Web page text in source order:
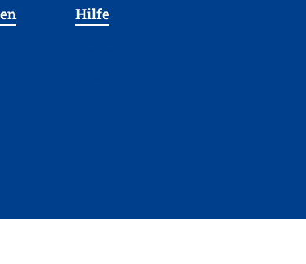
Hilfe